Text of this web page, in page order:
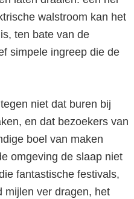
walstroom kan het
ten bate van de
simpele ingreep die de
niet dat buren bij
en dat bezoekers van
boel van maken
omgeving de slaap niet
fantastische festivals,
mijlen ver dragen, het